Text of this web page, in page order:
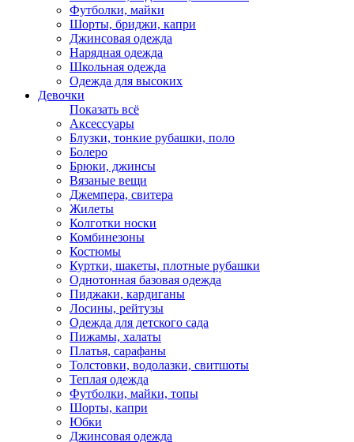
Футболки, майки
Шорты, бриджи, капри
Джинсовая одежда
Нарядная одежда
Школьная одежда
Одежда для высоких
Девочки
Показать всё
Аксессуары
Блузки, тонкие рубашки, поло
Болеро
Брюки, джинсы
Вязаные вещи
Джемпера, свитера
Жилеты
Колготки носки
Комбинезоны
Костюмы
Куртки, шакеты, плотные рубашки
Однотонная базовая одежда
Пиджаки, кардиганы
Лосины, рейтузы
Одежда для детского сада
Пижамы, халаты
Платья, сарафаны
Толстовки, водолазки, свитшоты
Теплая одежда
Футболки, майки, топы
Шорты, капри
Юбки
Джинсовая одежда